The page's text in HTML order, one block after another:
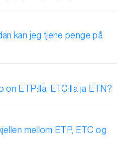
kan jeg tjene penge på
ETP:llä, ETC:llä ja ETN?
mellom ETP, ETC og